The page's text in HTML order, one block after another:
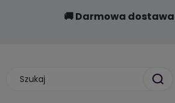
🚚 Darmowa dostawa